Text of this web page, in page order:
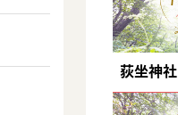
荻坐神社